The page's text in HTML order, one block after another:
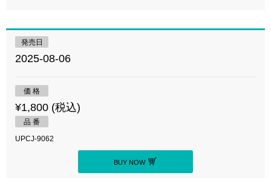
発売日
2025-08-06
価 格
¥1,800 (税込)
品 番
UPCJ-9062
BUY NOW